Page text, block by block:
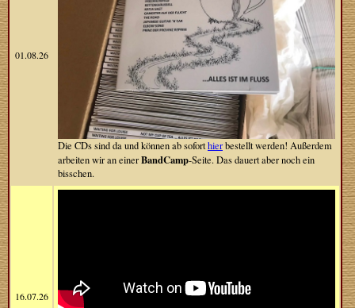
01.08.26
Die CDs sind da und können ab soforthierbestellt werden! Außerdem
arbeiten wir an einerBandCamp-Seite. Das dauert aber noch ein
bisschen.
16.07.26